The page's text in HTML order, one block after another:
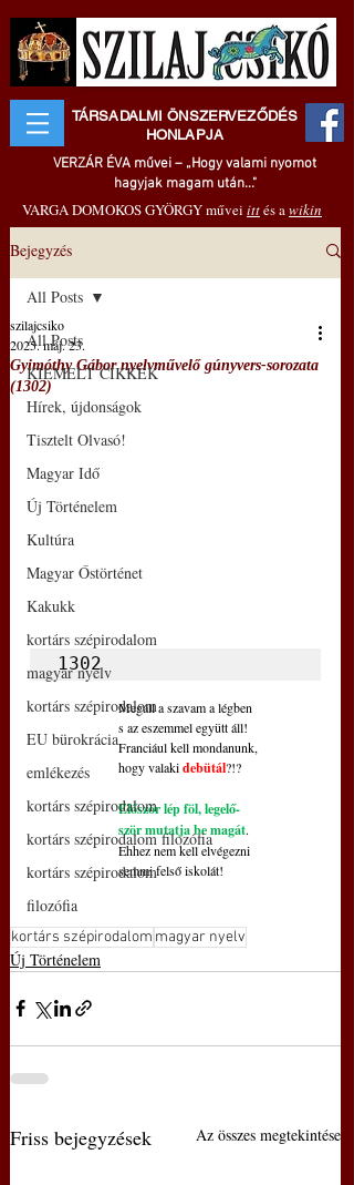
TÁRSADALMI ÖNSZERVEZŐDÉS
HONLAPJA
VERZÁR ÉVA művei – „Hogy valami nyomot
hagyjak magam után..."
VARGA DOMOKOS GYÖRGY művei ittés awikin
Bejegyzés
All Posts
KIEMELT CIKKEK
Hírek, újdonságok
Tisztelt Olvasó!
Magyar Idő
Új Történelem
Kultúra
Magyar Őstörténet
Kakukk
kortárs szépirodalom
magyar nyelv
kortárs szépirodalom
EU bürokrácia
emlékezés
kortárs szépirodalom
kortárs szépirodalom filozófia
kortárs szépirodalom
filozófia
All Posts
Gyimóthy Gábor nyelvművelő gúnyvers-sorozata
(1302)
szilajcsiko
2025. máj. 23.
1302
Megáll a szavam a légben
s az eszemmel együtt áll!
Franciául kell mondanunk,
hogy valaki debütál?!?
Először lép föl, legelő-
ször mutatja be magát.
Ehhez nem kell elvégezni
semmi felső iskolát!
kortárs szépirodalom magyar nyelv
Új Történelem
Friss bejegyzések Az összes megtekintése